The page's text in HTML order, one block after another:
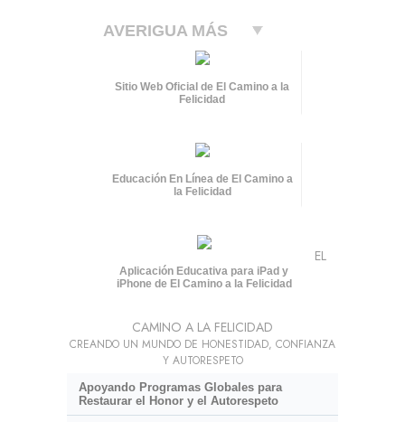
AVERIGUA MÁS
Sitio Web Oficial de El Camino a la
Felicidad
Educación En Línea de El Camino a
la Felicidad
Aplicación Educativa para iPad y
iPhone de El Camino a la Felicidad
EL
CAMINO A LA FELICIDAD
CREANDO UN MUNDO DE HONESTIDAD, CONFIANZA
Y AUTORESPETO
Apoyando Programas Globales para
Restaurar el Honor y el Autorespeto